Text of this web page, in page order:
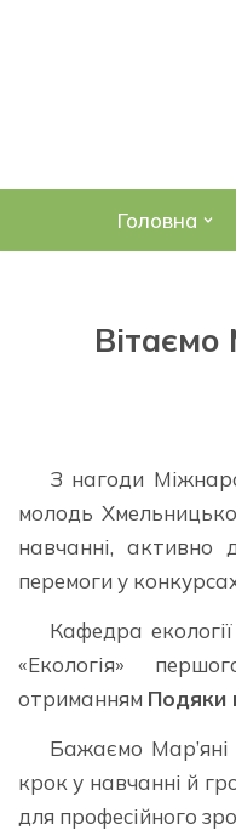
Головна
Вітаємо
З нагоди
молодь
навчанні, активно
перемоги у
Кафедра
«Екологія»
отриманням Подяки
Бажаємо Мар’яні
крок у навчанні й
для професійного